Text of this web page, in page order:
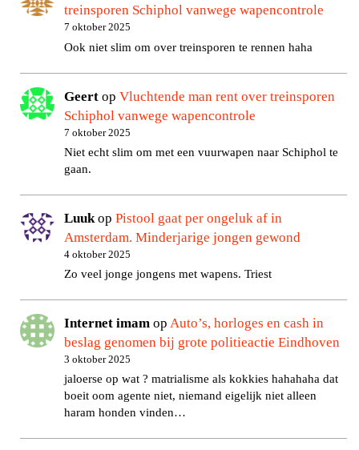
treinsporen Schiphol vanwege wapencontrole
7 oktober 2025
Ook niet slim om over treinsporen te rennen haha
Geert opVluchtende man rent over treinsporen
Schiphol vanwege wapencontrole
7 oktober 2025
Niet echt slim om met een vuurwapen naar Schiphol te
gaan.
Luuk opPistool gaat per ongeluk af in
Amsterdam. Minderjarige jongen gewond
4 oktober 2025
Zo veel jonge jongens met wapens. Triest
Internet imam opAuto’s, horloges en cash in
beslag genomen bij grote politieactie Eindhoven
3 oktober 2025
jaloerse op wat ? matrialisme als kokkies hahahaha dat
boeit oom agente niet, niemand eigelijk niet alleen
haram honden vinden…